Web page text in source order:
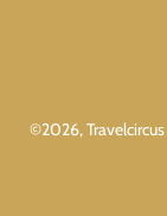
©2026, Travelcircus